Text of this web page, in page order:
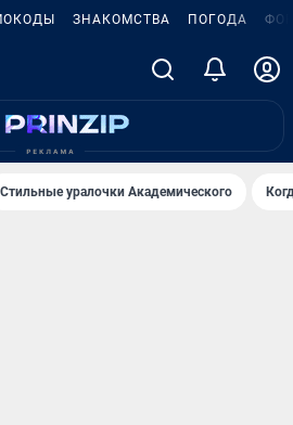
ЗНАКОМСТВА ПОГОДА
Стильные уралочки Академического